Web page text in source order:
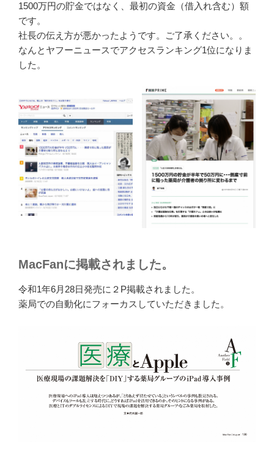
1500万円の貯金ではなく、最初の資金（借入れ含む）額
です。
社長の伝え方が悪かったようです。ご了承ください。。
なんとヤフーニュースでアクセスランキング1位になりま
した。
MacFanに掲載されました。
令和1年6月28日発売に２P掲載されました。
薬局での自動化にフォーカスしていただきました。